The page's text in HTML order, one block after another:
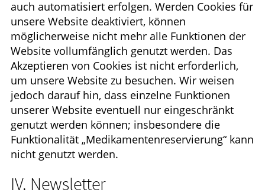
auch automatisiert erfolgen. Werden Cookies für
unsere Website deaktiviert, können
möglicherweise nicht mehr alle Funktionen der
Website vollumfänglich genutzt werden. Das
Akzeptieren von Cookies ist nicht erforderlich,
um unsere Website zu besuchen. Wir weisen
jedoch darauf hin, dass einzelne Funktionen
unserer Website eventuell nur eingeschränkt
genutzt werden können; insbesondere die
Funktionalität „Medikamentenreservierung“ kann
nicht genutzt werden.
IV. Newsletter